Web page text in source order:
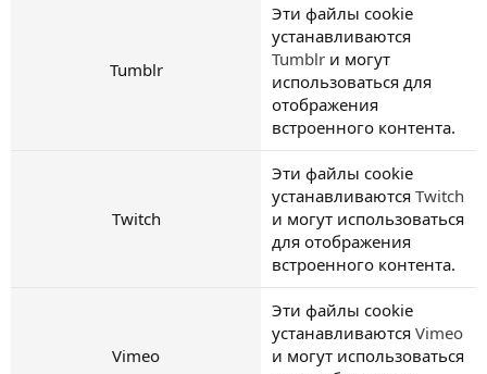
Tumblr
Эти файлы cookie
устанавливаются
Tumblr и могут
использоваться для
отображения
встроенного контента.
Twitch
Эти файлы cookie
устанавливаются Twitch
и могут использоваться
для отображения
встроенного контента.
Vimeo
Эти файлы cookie
устанавливаются Vimeo
и могут использоваться